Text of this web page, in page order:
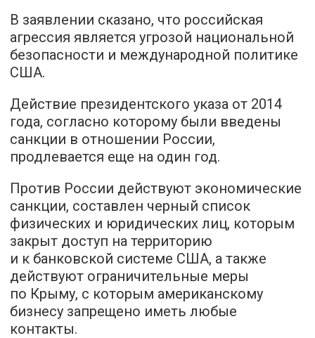
В заявлении сказано, что российская
агрессия является угрозой национальной
безопасности и международной политике
США.
Действие президентского указа от 2014
года, согласно которому были введены
санкции в отношении России,
продлевается еще на один год.
Против России действуют экономические
санкции, составлен черный список
физических и юридических лиц, которым
закрыт доступ на территорию
и к банковской системе США, а также
действуют ограничительные меры
по Крыму, с которым американскому
бизнесу запрещено иметь любые
контакты.